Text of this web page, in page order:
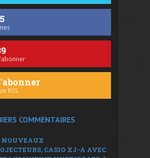
RSS
COMMENTAIRES
NOUVEAUX
CASIO XJ-A AVEC